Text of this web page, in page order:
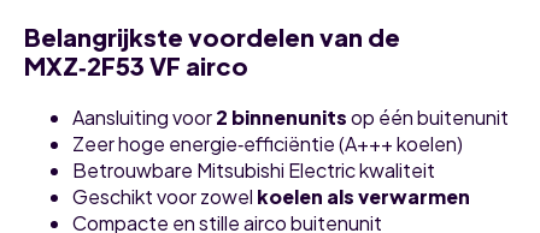
Belangrijkste voordelen van de
MXZ‑2F53 VF airco
Aansluiting voor2 binnenunitsop één buitenunit
Zeer hoge energie‑efficiëntie (A+++ koelen)
Betrouwbare Mitsubishi Electric kwaliteit
Geschikt voor zowel koelen als verwarmen
Compacte en stille airco buitenunit